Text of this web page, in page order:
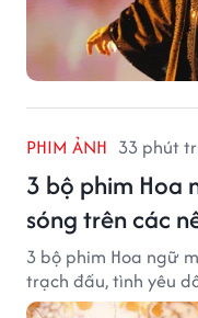
PHIM ẢNH 33 phút
3 bộ phim Hoa
sóng trên các
3 bộ phim Hoa ngữ
trạch đấu, tình yêu